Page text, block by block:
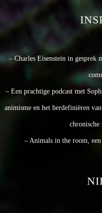
– Charles Eisenstein in gesprek
– Een prachtige podcast met
animisme en het herdefiniëren
chronische
– Animals in the room,